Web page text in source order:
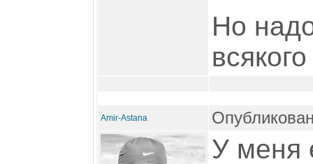
Но
Amir-Astana
У меня